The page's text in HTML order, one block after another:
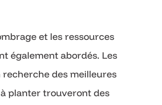
et les ressources
également abordés. Les
des meilleures
à planter trouveront des